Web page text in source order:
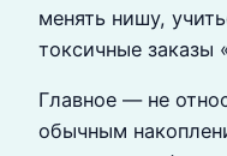
менять нишу,
токсичные заказы
Главное — не
обычным